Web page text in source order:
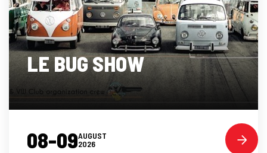
LE BUG SHOW
08-09AUGUST
2026